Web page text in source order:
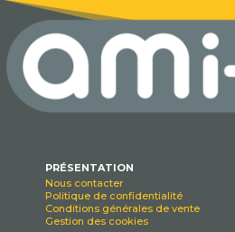
PRÉSENTATION
Nous contacter
Politique de confidentialité
Conditions générales de vente
Gestion des cookies